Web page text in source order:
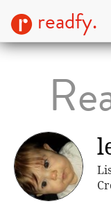
readfy.